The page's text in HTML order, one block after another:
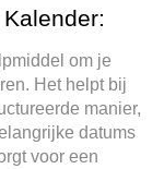
om je
Het helpt bij
manier,
datums
voor een